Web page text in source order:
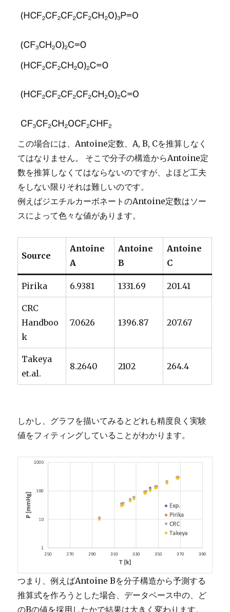
この場合には、Antoine定数、A, B, Cを推算しなく
てはなりません。 そこで分子の構造からAntoine定
数を推算しなくてはならないのですが、よほど工夫
をしない限りそれは難しいのです。
例えばジエチルカーボネートのAntoine定数はソー
スによって色々な値があります。
Source
Antoine
A
Antoine
B
Antoine
C
Pirika 6.9381 1331.69 201.41
CRC
Handboo
k
7.0626 1396.87 207.67
Takeya
et.al.
8.2640 2102 264.4
しかし、グラフを描いてみるとどれも精度良く実験
値をフィティングしていることがわかります。
つまり、例えばAntoine Bを分子構造から予測する
推算式を作ろうとした場合、データベース中の、ど
のBの値を採用したかで結果は大きく変わります。